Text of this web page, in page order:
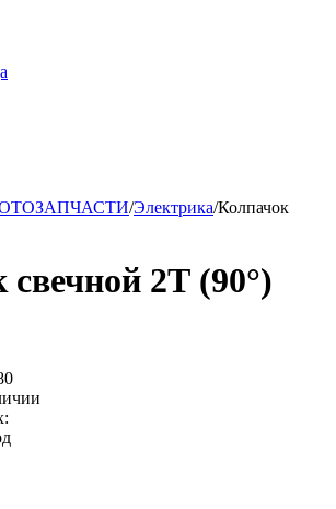
/Электрика/Колпачок
2Т (90°)